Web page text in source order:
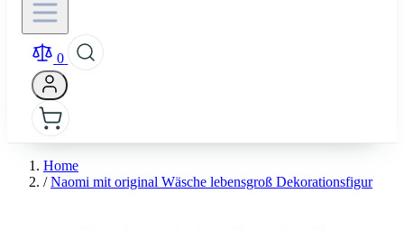
0
Home
/ Naomi mit original Wäsche lebensgroß Dekorationsfigur